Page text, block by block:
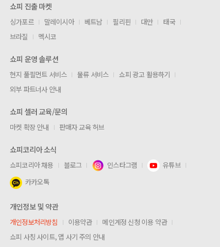
쇼피 진출 마켓
싱가포르 말레이시아 베트남 필리핀 대만
태국
브라질
멕시코
쇼피 운영 솔루션
현지 풀필먼트 서비스 물류 서비스
쇼피 광고 활용하기
외부 파트너사 안내
쇼피 셀러 교육/문의
마켓 확장 안내 판매자 교육 허브
쇼피코리아 소식
쇼피코리아 채용 블로그 인스타그램
유튜브
카카오톡
개인정보 및 약관
개인정보처리방침 이용약관
메인계정 신청 이용 약관
쇼피 사칭 사이트, 앱 사기 주의 안내